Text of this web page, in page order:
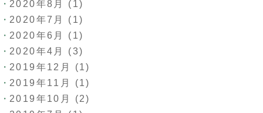
2020年8月
(1)
2020年7月
(1)
2020年6月
(1)
2020年4月
(3)
2019年12月
(1)
2019年11月
(1)
2019年10月
(2)